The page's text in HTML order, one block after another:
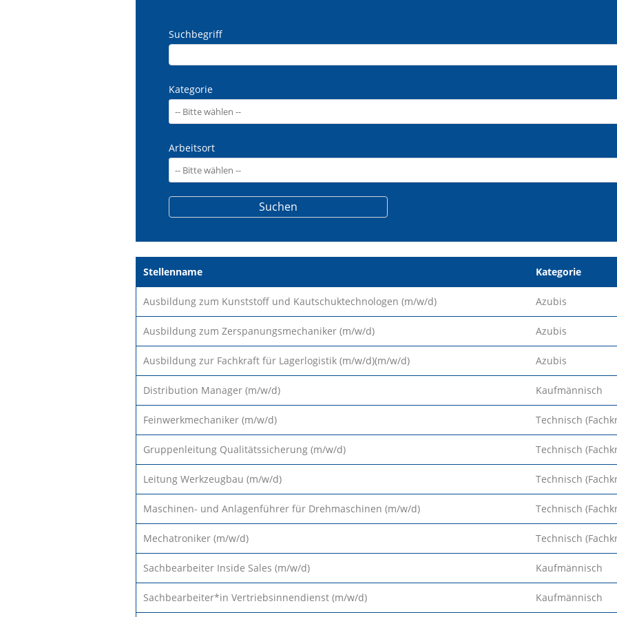
Suchbegriff
Kategorie
Arbeitsort
Stellenname Kategorie
Ausbildung zum Kunststoff und Kautschuktechnologen (m/w/d) Azubis
Ausbildung zum Zerspanungsmechaniker (m/w/d) Azubis
Ausbildung zur Fachkraft für Lagerlogistik (m/w/d)(m/w/d) Azubis
Distribution Manager (m/w/d) Kaufmännisch
Feinwerkmechaniker (m/w/d) Technisch
Gruppenleitung Qualitätssicherung (m/w/d) Technisch
Leitung Werkzeugbau (m/w/d) Technisch
Maschinen- und Anlagenführer für Drehmaschinen (m/w/d) Technisch
Mechatroniker (m/w/d) Technisch
Sachbearbeiter Inside Sales (m/w/d) Kaufmännisch
Sachbearbeiter*in Vertriebsinnendienst (m/w/d) Kaufmännisch